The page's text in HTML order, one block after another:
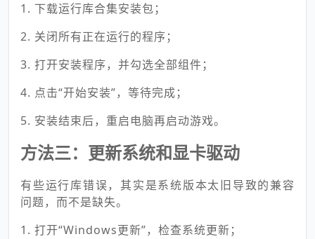
1. 下载运行库合集安装包；
2. 关闭所有正在运行的程序；
3. 打开安装程序，并勾选全部组件；
4. 点击“开始安装”，等待完成；
5. 安装结束后，重启电脑再启动游戏。
方法三：更新系统和显卡驱动
有些运行库错误，其实是系统版本太旧导致的兼容
问题，而不是缺失。
1. 打开“Windows更新”，检查系统更新；